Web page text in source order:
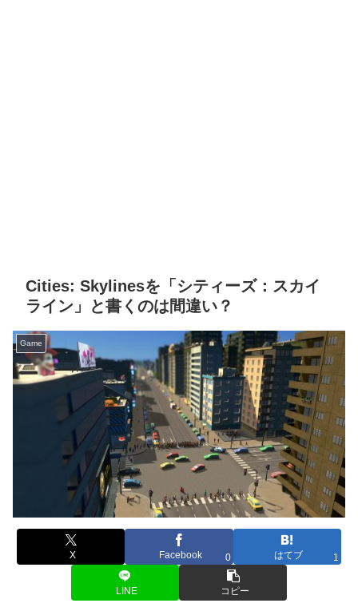
Cities: Skylinesを「シティーズ：スカイ
ライン」と書くのは間違い？
Game
X Facebook 0 はてブ 1
LINE コピー